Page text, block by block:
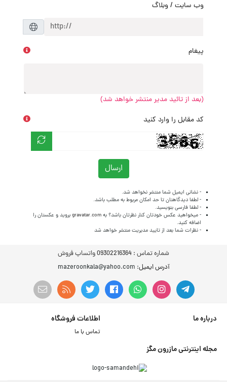
وب سایت / وبلاگ
پیغام
(بعد از تائید مدیر منتشر خواهد شد)
کد مقابل را وارد کنید
ارسال
- نشانی ایمیل شما منتشر نخواهد شد.
- لطفا دیدگاهتان تا حد امکان مربوط به مطلب باشد.
- لطفا فارسی بنویسید.
- میخواهید عکس خودتان کنار نظرتان باشد؟ به gravatar.com بروید و عکستان را
اضافه کنید.
- نظرات شما بعد از تایید مدیریت منتشر خواهد شد
شماره تماس : 09302216364 واتساپ فروش
آدرس ایمیل: mazeroonkala@yahoo.com
درباره ما اطلاعات فروشگاه
تماس با ما
مجله اینترنتی مازرون مگز